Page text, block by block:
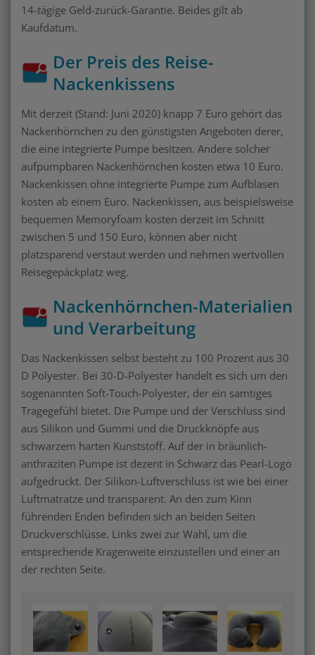
14-tägige Geld-zurück-Garantie. Beides gilt ab
Kaufdatum.
Der Preis des Reise-
Nackenkissens
Mit derzeit (Stand: Juni 2020) knapp 7 Euro gehört das
Nackenhörnchen zu den günstigsten Angeboten derer,
die eine integrierte Pumpe besitzen. Andere solcher
aufpumpbaren Nackenhörnchen kosten etwa 10 Euro.
Nackenkissen ohne integrierte Pumpe zum Aufblasen
kosten ab einem Euro. Nackenkissen, aus beispielsweise
bequemen Memoryfoam kosten derzeit im Schnitt
zwischen 5 und 150 Euro, können aber nicht
platzsparend verstaut werden und nehmen wertvollen
Reisegepäckplatz weg.
Nackenhörnchen-Materialien
und Verarbeitung
Das Nackenkissen selbst besteht zu 100 Prozent aus 30
D Polyester. Bei 30-D-Polyester handelt es sich um den
sogenannten Soft-Touch-Polyester, der ein samtiges
Tragegefühl bietet. Die Pumpe und der Verschluss sind
aus Silikon und Gummi und die Druckknöpfe aus
schwarzem harten Kunststoff. Auf der in bräunlich-
anthraziten Pumpe ist dezent in Schwarz das Pearl-Logo
aufgedruckt. Der Silikon-Luftverschluss ist wie bei einer
Luftmatratze und transparent. An den zum Kinn
führenden Enden befinden sich an beiden Seiten
Druckverschlüsse. Links zwei zur Wahl, um die
entsprechende Kragenweite einzustellen und einer an
der rechten Seite.